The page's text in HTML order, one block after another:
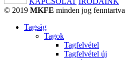
© 2019 MKFE minden jog fenntartva
Tagság
Tagok
Tagfelvétel
Tagfelvétel új